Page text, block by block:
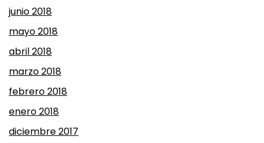
junio 2018
mayo 2018
abril 2018
marzo 2018
febrero 2018
enero 2018
diciembre 2017